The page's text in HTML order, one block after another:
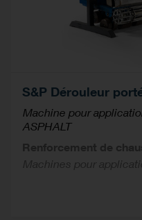
S&P Dérouleur
Machine pour
ASPHALT
Renforcement de
Machines pour